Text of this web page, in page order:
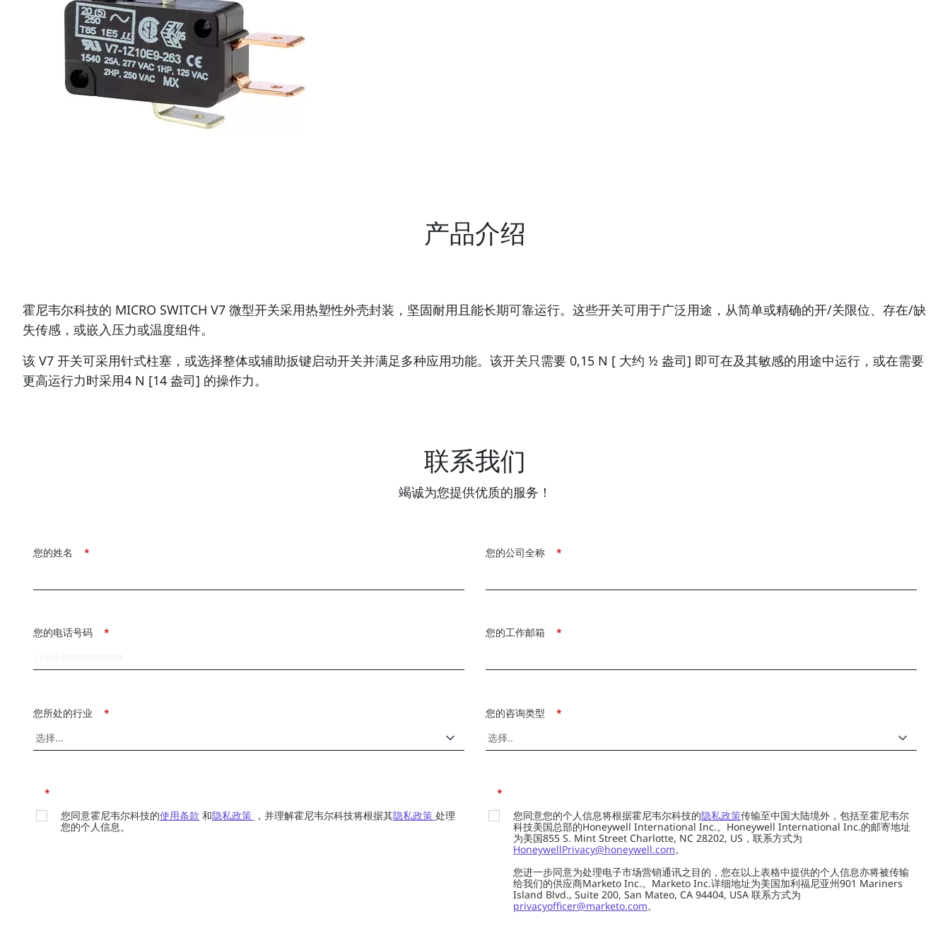
产品介绍
霍尼韦尔科技的 MICRO SWITCH V7 微型开关采用热塑性外壳封装，坚固耐用且能长期可靠运行。这些开关可用于广泛用途，从简单或精确的开/关限位、存在/缺
失传感，或嵌入压力或温度组件。
该 V7 开关可采用针式柱塞，或选择整体或辅助扳键启动开关并满足多种应用功能。该开关只需要 0,15 N [ 大约 ½ 盎司] 即可在及其敏感的用途中运行，或在需要
更高运行力时采用4 N [14 盎司] 的操作力。
联系我们
竭诚为您提供优质的服务！
*
您的姓名 *
您的公司全称
*
您的电话号码 *
您的工作邮箱
*
您所处的行业 *
您的咨询类型
*
您同意霍尼韦尔科技的使用条款 和隐私政策 ，并理解霍尼韦尔科技将根据其隐私政策 处理
您的个人信息。
*
您同意您的个人信息将根据霍尼韦尔科技的隐私政策传输至中国大陆境外，包括至霍尼韦尔
科技美国总部的Honeywell International Inc.。Honeywell International Inc.的邮寄地址
为美国855 S. Mint Street Charlotte, NC 28202, US，联系方式为
HoneywellPrivacy@honeywell.com。
您进一步同意为处理电子市场营销通讯之目的，您在以上表格中提供的个人信息亦将被传输
给我们的供应商Marketo Inc.。Marketo Inc.详细地址为美国加利福尼亚州901 Mariners
Island Blvd., Suite 200, San Mateo, CA 94404, USA 联系方式为
privacyofficer@marketo.com。